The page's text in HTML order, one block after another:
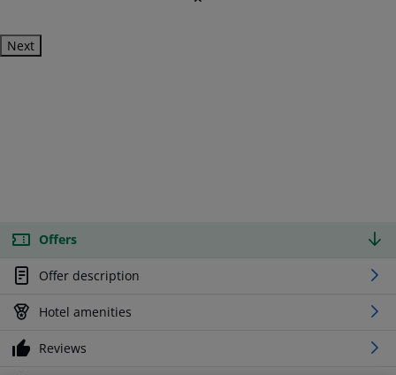
Next
Offers
Offer description
Hotel amenities
Reviews